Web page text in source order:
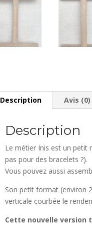
Description Avis (0)
Description
Le métier Inis est un petit
pas pour des bracelets ?).
Vous pouvez aussi
Son petit format (environ
verticale courbée le
Cette nouvelle version